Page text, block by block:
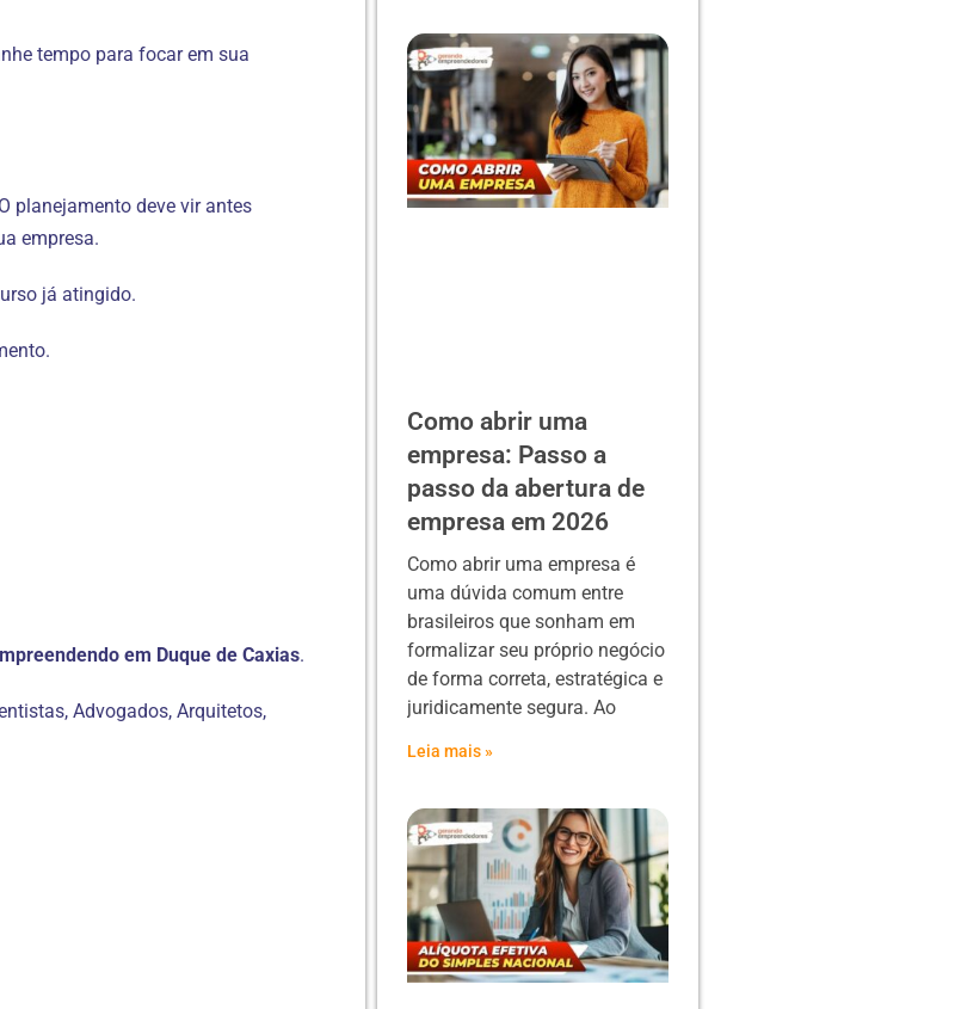
tempo para focar em sua
planejamento deve vir antes
empresa.
já atingido.
em Duque de Caxias.
Advogados, Arquitetos,
Como abrir uma
empresa: Passo a
passo da abertura de
empresa em 2026
Como abrir uma empresa é
uma dúvida comum entre
brasileiros que sonham em
formalizar seu próprio negócio
de forma correta, estratégica e
juridicamente segura. Ao
Leia mais »